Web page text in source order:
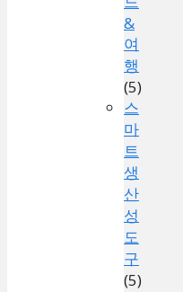
&
여
행
(5)
스
마
트
생
산
성
도
구
(5)